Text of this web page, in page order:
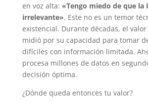
en voz alta: «Tengo miedo de que la
irrelevante». Este no es un temor
existencial. Durante décadas, el
midió por su capacidad para tomar
difíciles con información limitada.
procesa millones de datos en
decisión óptima.
¿Dónde queda entonces tu valor?